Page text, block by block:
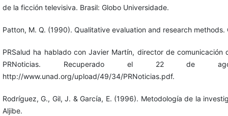
de la ficción televisiva. Brasil: Globo Universidade.
Patton, M. Q. (1990). Qualitative evaluation and research methods.
PRSalud ha hablado con Javier Martín, director de
PRNoticias. Recuperado el 22 de
http://www.unad.org/upload/49/34/PRNoticias.pdf.
Rodríguez, G., Gil, J. & García, E. (1996). Metodología de la
Aljibe.